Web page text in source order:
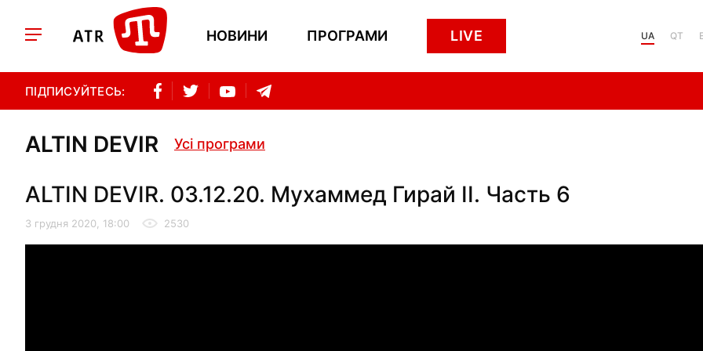
НОВИНИ ПРОГРАМИ LIVE UA QT
ПІДПИСУЙТЕСЬ:
ALTIN DEVIR Усі програми
ALTIN DEVIR. 03.12.20. Мухаммед Гирай II. Часть 6
3 грудня 2020, 18:00 2530